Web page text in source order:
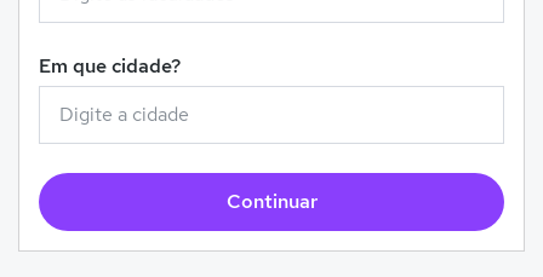
Em que cidade?
Continuar